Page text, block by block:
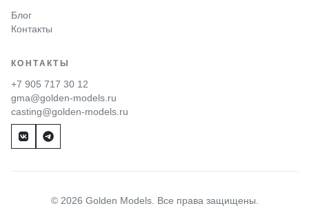
Блог
Контакты
КОНТАКТЫ
+7 905 717 30 12
gma@golden-models.ru
casting@golden-models.ru
© 2026 Golden Models. Все права защищены.